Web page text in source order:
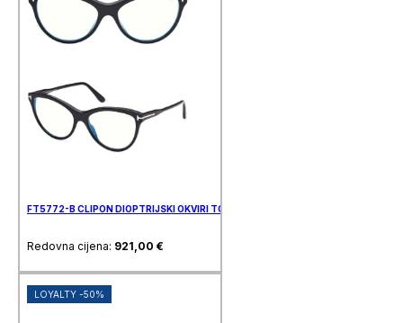
FT5772-B CLIPON DIOPTRIJSKI OKVIRI TOM FORD
Redovna cijena: 921,00 €
LOYALTY -50%